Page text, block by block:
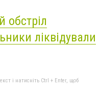
обстріл
ліквідували
і натисніть Ctrl + Enter, щоб